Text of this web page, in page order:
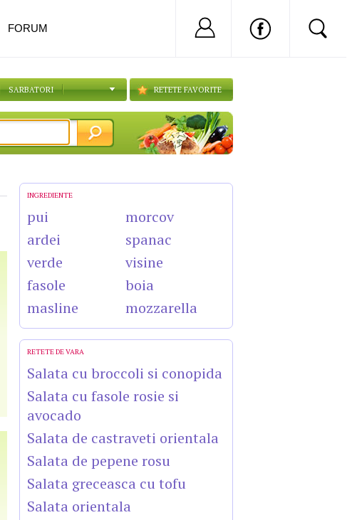
SARBATORI RETETE FAVORITE
INGREDIENTE
pui
ardei
verde
fasole
masline
morcov
spanac
visine
boia
mozzarella
RETETE DE VARA
Salata cu broccoli si conopida
Salata cu fasole rosie si
avocado
Salata de castraveti orientala
Salata de pepene rosu
Salata greceasca cu tofu
Salata orientala
FORUM Nu ai cont?